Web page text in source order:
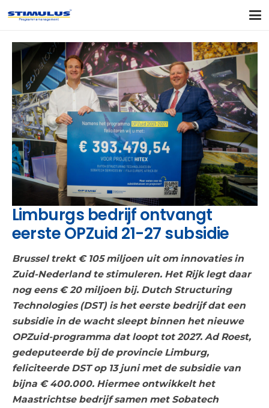
Limburgs bedrijf ontvangt
eerste OPZuid 21-27 subsidie
Brussel trekt € 105 miljoen uit om innovaties in
Zuid-Nederland te stimuleren. Het Rijk legt daar
nog eens € 20 miljoen bij. Dutch Structuring
Technologies (DST) is het eerste bedrijf dat een
subsidie in de wacht sleept binnen het nieuwe
OPZuid-programma dat loopt tot 2027. Ad Roest,
gedeputeerde bij de provincie Limburg,
feliciteerde DST op 13 juni met de subsidie van
bijna € 400.000. Hiermee ontwikkelt het
Maastrichtse bedrijf samen met Sobatech